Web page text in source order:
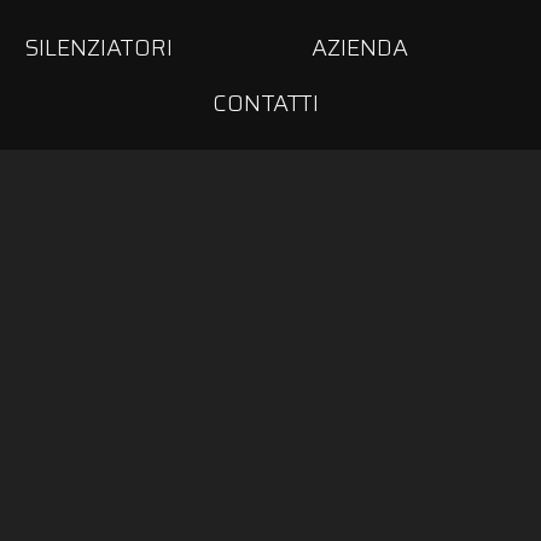
SILENZIATORI AZIENDA
CONTATTI